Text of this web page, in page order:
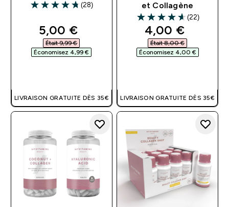
4.75 out of 5 stars
(28)
discounted price
5,00 €‎
Était 9,99 €‎
Économisez 4,99 €‎
LIVRAISON GRATUITE DÈS 35€
et Collagène
4.64 out of 5 stars
(22)
discounted
4,00 €‎
Était 8,00 €‎
Économisez 4,00 €‎
LIVRAISON GRATUITE DÈS 35€